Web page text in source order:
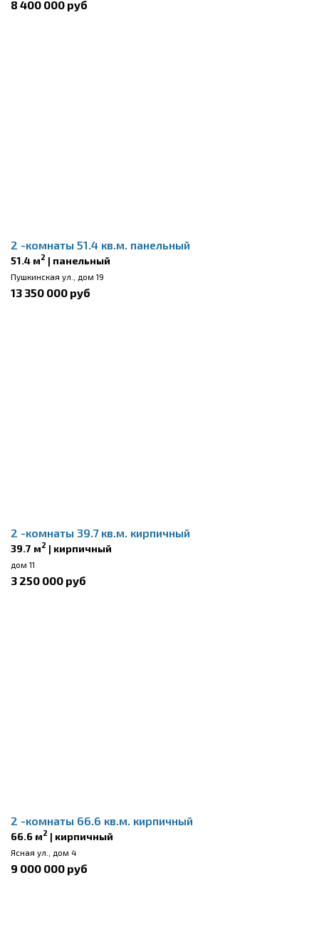
8 400 000 руб
2 -комнаты 51.4 кв.м. панельный
51.4 м2 | панельный
Пушкинская ул., дом 19
13 350 000 руб
2 -комнаты 39.7 кв.м. кирпичный
39.7 м2 | кирпичный
дом 11
3 250 000 руб
2 -комнаты 66.6 кв.м. кирпичный
66.6 м2 | кирпичный
Ясная ул., дом 4
9 000 000 руб